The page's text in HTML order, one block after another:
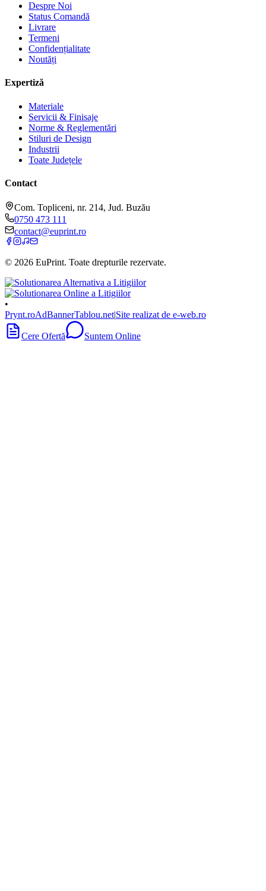
Despre Noi
Status Comandă
Livrare
Termeni
Confidențialitate
Noutăți
Expertiză
Materiale
Servicii & Finisaje
Norme & Reglementări
Stiluri de Design
Industrii
Toate Județele
Contact
Com. Topliceni, nr. 214, Jud. Buzău
0750 473 111
contact@euprint.ro
© 2026 EuPrint. Toate drepturile rezervate.
•
Prynt.roAdBannerTablou.net|Site realizat de e-web.ro
Cere Ofertă Suntem Online